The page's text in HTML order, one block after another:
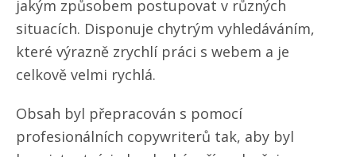
jakým způsobem postupovat v různých
situacích. Disponuje chytrým vyhledáváním,
které výrazně zrychlí práci s webem a je
celkově velmi rychlá.
Obsah byl přepracován s pomocí
profesionálních copywriterů tak, aby byl